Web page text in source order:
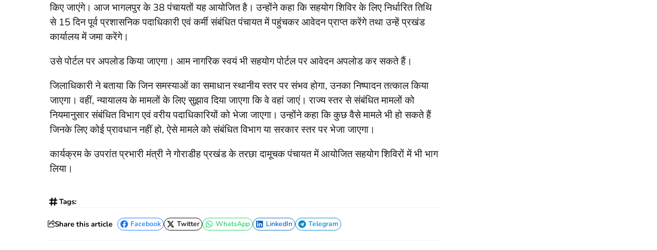
किए जाएंगे। आज भागलपुर के 38 पंचायतों यह आयोजित है। उन्होंने कहा कि सहयोग शिविर के लिए निर्धारित तिथि
से 15 दिन पूर्व प्रशासनिक पदाधिकारी एवं कर्मी संबंधित पंचायत में पहुंचकर आवेदन प्राप्त करेंगे तथा उन्हें प्रखंड
कार्यालय में जमा करेंगे।
उसे पोर्टल पर अपलोड किया जाएगा। आम नागरिक स्वयं भी सहयोग पोर्टल पर आवेदन अपलोड कर सकते हैं।
जिलाधिकारी ने बताया कि जिन समस्याओं का समाधान स्थानीय स्तर पर संभव होगा, उनका निष्पादन तत्काल किया
जाएगा। वहीं, न्यायालय के मामलों के लिए सुझाव दिया जाएगा कि वे वहां जाएं। राज्य स्तर से संबंधित मामलों को
नियमानुसार संबंधित विभाग एवं वरीय पदाधिकारियों को भेजा जाएगा। उन्होंने कहा कि कुछ वैसे मामले भी हो सकते हैं
जिनके लिए कोई प्रावधान नहीं हो, ऐसे मामले को संबंधित विभाग या सरकार स्तर पर भेजा जाएगा।
कार्यक्रम के उपरांत प्रभारी मंत्री ने गोराडीह प्रखंड के तरछा दामूचक पंचायत में आयोजित सहयोग शिविरों में भी भाग
लिया।
Tags:
Share this article
Facebook
Facebook
Twitter
Twitter
WhatsApp
WhatsApp
LinkedIn
LinkedIn
Telegram
Telegram